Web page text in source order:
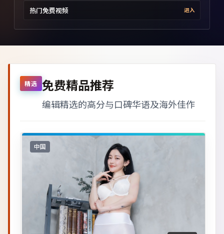
热门免费视频 进入
精选 免费精品推荐
编辑精选的高分与口碑华语及海外佳作
中国